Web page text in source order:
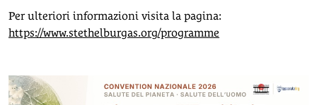
Per ulteriori informazioni visita la pagina:
https://www.stethelburgas.org/programme